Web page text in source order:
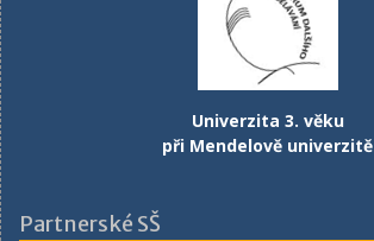
Univerzita 3. věku
při Mendelově univerzitě
Partnerské SŠ